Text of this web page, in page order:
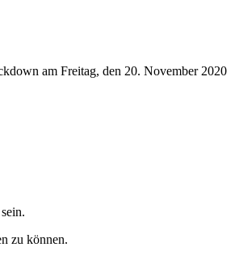
am Freitag, den 20. November 2020
zu können.